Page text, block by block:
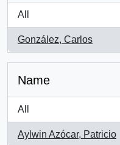
All
González, Carlos
, 1 results
Name
All
Aylwin Azócar, Patricio
, 1 results